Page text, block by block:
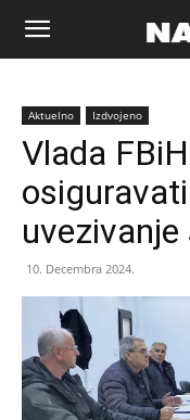
Naša
riječ
Aktuelno Izdvojeno
Vlada
10. Decembra 2024.